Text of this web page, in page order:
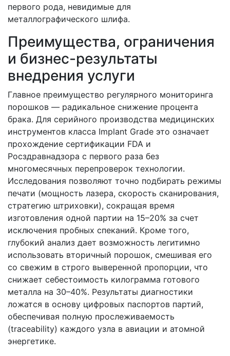
первого рода, невидимые для
металлографического шлифа.
Преимущества, ограничения
и бизнес-результаты
внедрения услуги
Главное преимущество регулярного мониторинга
порошков — радикальное снижение процента
брака. Для серийного производства медицинских
инструментов класса Implant Grade это означает
прохождение сертификации FDA и
Росздравнадзора с первого раза без
многомесячных перепроверок технологии.
Исследования позволяют точно подбирать режимы
печати (мощность лазера, скорость сканирования,
стратегию штриховки), сокращая время
изготовления одной партии на 15–20% за счет
исключения пробных спеканий. Кроме того,
глубокий анализ дает возможность легитимно
использовать вторичный порошок, смешивая его
со свежим в строго выверенной пропорции, что
снижает себестоимость килограмма готового
металла на 30–40%. Результаты диагностики
ложатся в основу цифровых паспортов партий,
обеспечивая полную прослеживаемость
(traceability) каждого узла в авиации и атомной
энергетике.